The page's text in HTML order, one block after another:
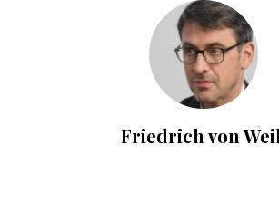
Friedrich von